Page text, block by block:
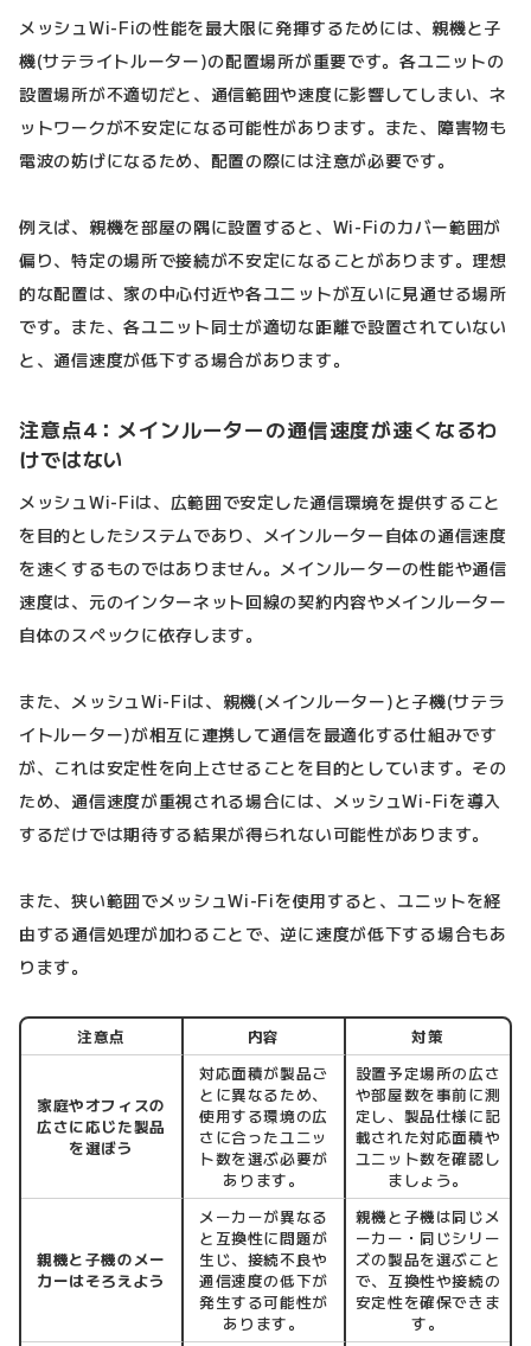
メッシュWi-Fiの性能を最大限に発揮するためには、親機と子
機(サテライトルーター)の配置場所が重要です。各ユニットの
設置場所が不適切だと、通信範囲や速度に影響してしまい、ネ
ットワークが不安定になる可能性があります。また、障害物も
電波の妨げになるため、配置の際には注意が必要です。
例えば、親機を部屋の隅に設置すると、Wi-Fiのカバー範囲が
偏り、特定の場所で接続が不安定になることがあります。理想
的な配置は、家の中心付近や各ユニットが互いに見通せる場所
です。また、各ユニット同士が適切な距離で設置されていない
と、通信速度が低下する場合があります。
注意点4：メインルーターの通信速度が速くなるわ
けではない
メッシュWi-Fiは、広範囲で安定した通信環境を提供すること
を目的としたシステムであり、メインルーター自体の通信速度
を速くするものではありません。メインルーターの性能や通信
速度は、元のインターネット回線の契約内容やメインルーター
自体のスペックに依存します。
また、メッシュWi-Fiは、親機(メインルーター)と子機(サテラ
イトルーター)が相互に連携して通信を最適化する仕組みです
が、これは安定性を向上させることを目的としています。その
ため、通信速度が重視される場合には、メッシュWi-Fiを導入
するだけでは期待する結果が得られない可能性があります。
また、狭い範囲でメッシュWi-Fiを使用すると、ユニットを経
由する通信処理が加わることで、逆に速度が低下する場合もあ
ります。
注意点 内容 対策
家庭やオフィスの
広さに応じた製品
を選ぼう
対応面積が製品ご
とに異なるため、
使用する環境の広
さに合ったユニッ
ト数を選ぶ必要が
あります。
設置予定場所の広さ
や部屋数を事前に測
定し、製品仕様に記
載された対応面積や
ユニット数を確認し
ましょう。
親機と子機のメー
カーはそろえよう
メーカーが異なる
と互換性に問題が
生じ、接続不良や
通信速度の低下が
発生する可能性が
あります。
親機と子機は同じメ
ーカー・同じシリー
ズの製品を選ぶこと
で、互換性や接続の
安定性を確保できま
す。